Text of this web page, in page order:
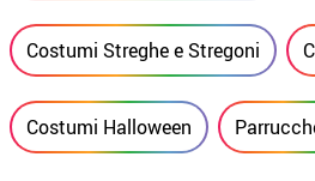
Costumi Streghe e Stregoni
Costumi Halloween